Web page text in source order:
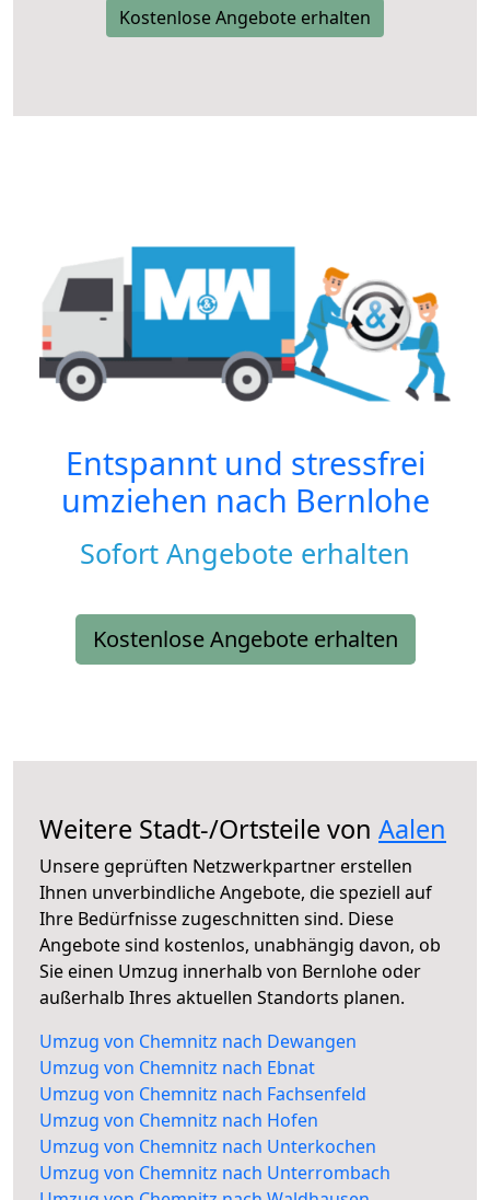
Kostenlose Angebote erhalten
Entspannt und stressfrei
umziehen nach Bernlohe
Sofort Angebote erhalten
Kostenlose Angebote erhalten
Weitere Stadt-/Ortsteile von Aalen
Unsere geprüften Netzwerkpartner erstellen
Ihnen unverbindliche Angebote, die speziell auf
Ihre Bedürfnisse zugeschnitten sind. Diese
Angebote sind kostenlos, unabhängig davon, ob
Sie einen Umzug innerhalb von Bernlohe oder
außerhalb Ihres aktuellen Standorts planen.
Umzug von Chemnitz nach Dewangen
Umzug von Chemnitz nach Ebnat
Umzug von Chemnitz nach Fachsenfeld
Umzug von Chemnitz nach Hofen
Umzug von Chemnitz nach Unterkochen
Umzug von Chemnitz nach Unterrombach